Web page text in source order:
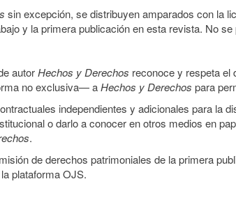
sin excepción, se distribuyen amparados con la
y la primera publicación en esta revista. No
autorHechos y Derechos reconoce y respeta el
no exclusiva— aHechos y Derechos para
independientes y adicionales para la
o darlo a conocer en otros medios en
.
de derechos patrimoniales de la primera
plataforma OJS.